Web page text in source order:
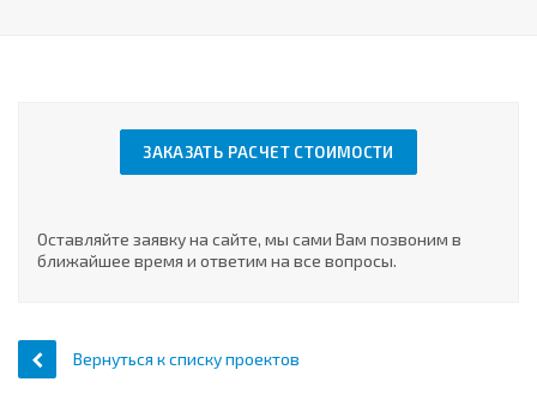
ЗАКАЗАТЬ РАСЧЕТ СТОИМОСТИ
Оставляйте заявку на сайте, мы сами Вам позвоним в
ближайшее время и ответим на все вопросы.
Вернуться к списку проектов